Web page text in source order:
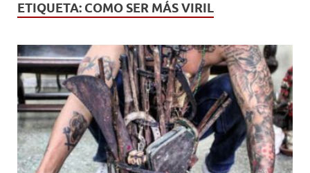
ETIQUETA: COMO SER MÁS VIRIL